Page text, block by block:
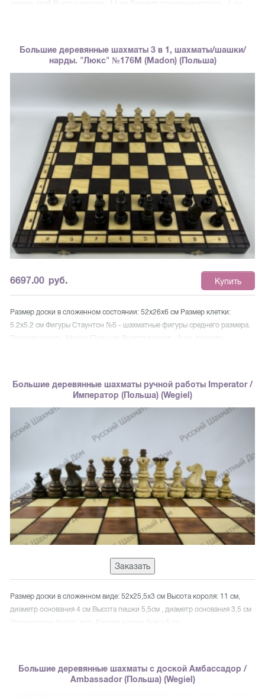
дерево, граб Высота короля - 14 см Диаметр основания короля - 4 см
Большие деревянные шахматы 3 в 1, шахматы/шашки/
нарды. "Люкс" №176М (Madon) (Польша)
6697.00 руб. Купить
Размер доски в сложенном состоянии: 52x26x6 см Размер клетки:
5.2x5.2 см Фигуры Стаунтон №5 - шахматные фигуры среднего размера.
Производитель: Madon (Польша) Высота короля - 9 см, диаметр
Большие деревянные шахматы ручной работы Imperator /
Император (Польша) (Wegiel)
Заказать
Размер доски в сложенном виде: 52x25,5x3 см Высота короля: 11 см,
диаметр основания 4 см Высота пешки 5,5см , диаметр основания 3,5 см
Утяжелители фигур: есть Размер клетки 5см х 5 см
Большие деревянные шахматы с доской Амбассадор /
Ambassador (Польша) (Wegiel)